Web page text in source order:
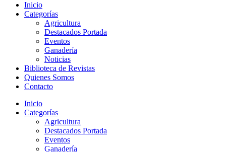
Inicio
Categorías
Agricultura
Destacados Portada
Eventos
Ganadería
Noticias
Biblioteca de Revistas
Quienes Somos
Contacto
Inicio
Categorías
Agricultura
Destacados Portada
Eventos
Ganadería